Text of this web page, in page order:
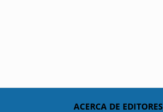
ACERCA DE EDITORES